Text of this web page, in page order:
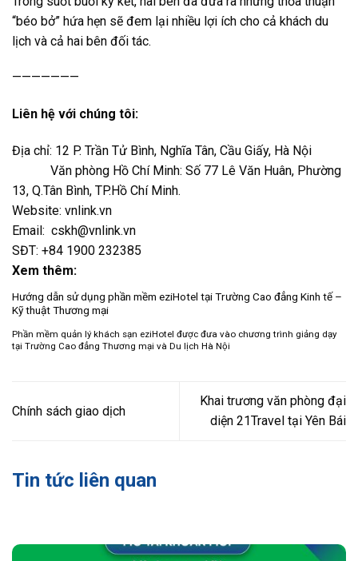
“béo bở” hứa hẹn sẽ đem lại nhiều lợi ích cho cả khách du
lịch và cả hai bên đối tác.
———————
Liên hệ với chúng tôi:
Địa chỉ: 12 P. Trần Tử Bình, Nghĩa Tân, Cầu Giấy, Hà Nội
Văn phòng Hồ Chí Minh: Số 77 Lê Văn Huân, Phường
13, Q.Tân Bình, TP.Hồ Chí Minh.
Website: vnlink.vn
Email: cskh@vnlink.vn
SĐT: +84 1900 232385
Xem thêm:
Hướng dẫn sử dụng phần mềm eziHotel tại Trường Cao đẳng Kinh tế –
Kỹ thuật Thương mại
Phần mềm quản lý khách sạn eziHotel được đưa vào chương trình giảng dạy
tại Trường Cao đẳng Thương mại và Du lịch Hà Nội
Chính sách giao dịch
Khai trương văn phòng đại
diện 21Travel tại Yên Bái
Tin tức liên quan